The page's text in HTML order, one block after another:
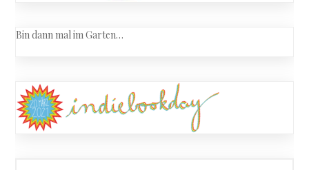
Bin dann mal im Garten…